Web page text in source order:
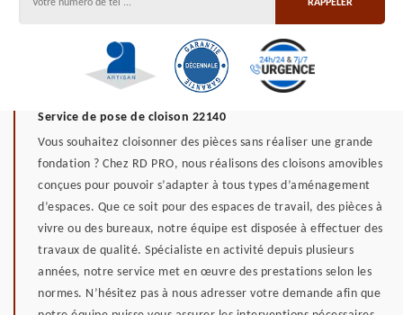
Service de pose de cloison 22140
Vous souhaitez cloisonner des pièces sans réaliser une grande
fondation ? Chez RD PRO, nous réalisons des cloisons amovibles
conçues pour pouvoir s’adapter à tous types d’aménagement
d’espaces. Que ce soit pour des espaces de travail, des pièces à
vivre ou des bureaux, notre équipe est disposée à effectuer des
travaux de qualité. Spécialiste en activité depuis plusieurs
années, notre service met en œuvre des prestations selon les
normes. N’hésitez pas à nous adresser votre demande afin que